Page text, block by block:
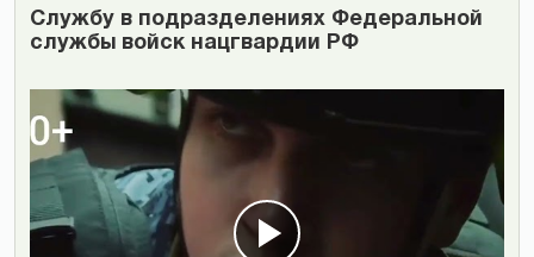
Cлужбу в подразделениях Федеральной
службы войск нацгвардии РФ